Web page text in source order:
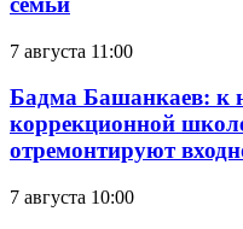
7 августа 11:00
Бадма Башанкаев: к
коррекционной
отремонтируют
7 августа 10:00